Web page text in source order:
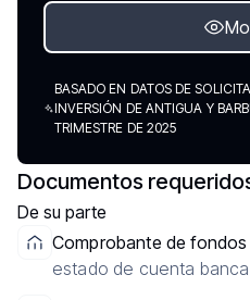
BASADO EN DATOS DE
INVERSIÓN DE ANTIGUA Y
TRIMESTRE DE 2025
Documentos
De su parte
Comprobante de fondos
estado de cuenta